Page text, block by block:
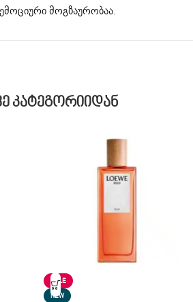
მოგზაურობაა.
Კატეგორიიდან
SALE
NEW